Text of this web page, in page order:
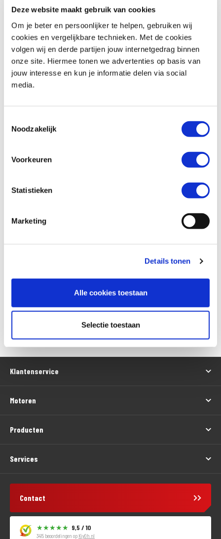
Deze website maakt gebruik van cookies
Om je beter en persoonlijker te helpen, gebruiken wij
cookies en vergelijkbare technieken. Met de cookies
volgen wij en derde partijen jouw internetgedrag binnen
onze site. Hiermee tonen we advertenties op basis van
jouw interesse en kun je informatie delen via social
media.
Noodzakelijk
Voorkeuren
Statistieken
Marketing
Details tonen
Alle cookies toestaan
Selectie toestaan
E-mailadres *
Klantenservice
Motoren
Producten
Services
Contact
9,5 / 10
3415 beoordelingen op KiyOh.nl